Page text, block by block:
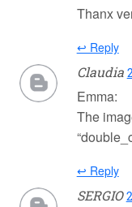
Thanx
↩ Reply
Claudia
Emma:
The
↩ Reply
SERGIO